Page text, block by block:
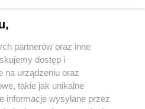
partnerów oraz inne
dostęp i
na urządzeniu oraz
takie jak unikalne
informacje wysyłane przez